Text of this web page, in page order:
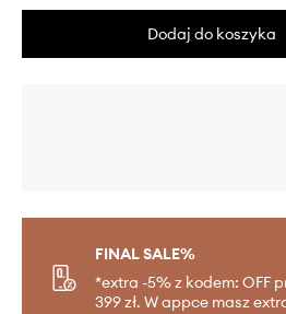
Dodaj do koszyka
FINAL SALE%
*extra -5% z kodem: OFF
399 zł. W appce masz